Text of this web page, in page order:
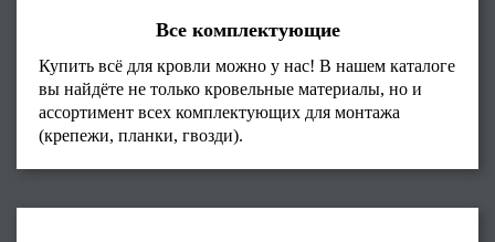
Все комплектующие
Купить всё для кровли можно у нас! В нашем каталоге
вы найдёте не только кровельные материалы, но и
ассортимент всех комплектующих для монтажа
(крепежи, планки, гвозди).